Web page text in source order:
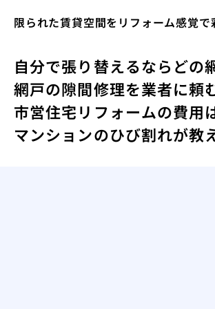
限られた賃貸空間をリフォーム感覚
自分で張り替えるならどの
網戸の隙間修理を業者に頼
市営住宅リフォームの費用
マンションのひび割れが教